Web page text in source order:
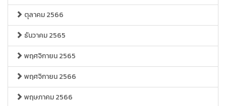
ตุลาคม 2566
ธันวาคม 2565
พฤศจิกายน 2565
พฤศจิกายน 2566
พฤษภาคม 2566